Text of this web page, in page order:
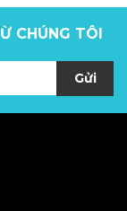
CHÚNG TÔI
Gửi